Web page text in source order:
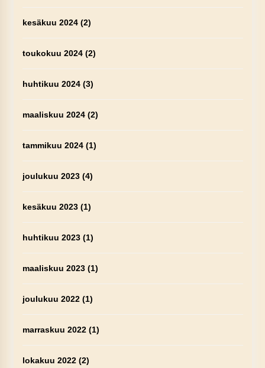
kesäkuu 2024(2)
toukokuu 2024(2)
huhtikuu 2024(3)
maaliskuu 2024(2)
tammikuu 2024(1)
joulukuu 2023(4)
kesäkuu 2023(1)
huhtikuu 2023(1)
maaliskuu 2023(1)
joulukuu 2022(1)
marraskuu 2022(1)
lokakuu 2022(2)